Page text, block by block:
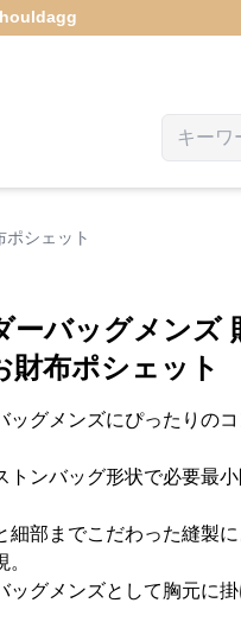
シェット
ーバッグメンズ
財布ポシェット
ッグメンズにぴったりの
トンバッグ形状で必要最
細部までこだわった縫製
ッグメンズとして胸元に